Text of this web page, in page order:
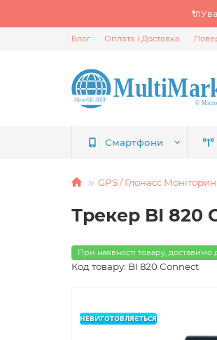
Блог Оплата і Доставка
Смартфони
GPS / Глонасс
Трекер BI 820
При наявності товару, доставимо
Код товару: BI 820 Connect
НЕВИГОТОВЛЯЄТЬСЯ